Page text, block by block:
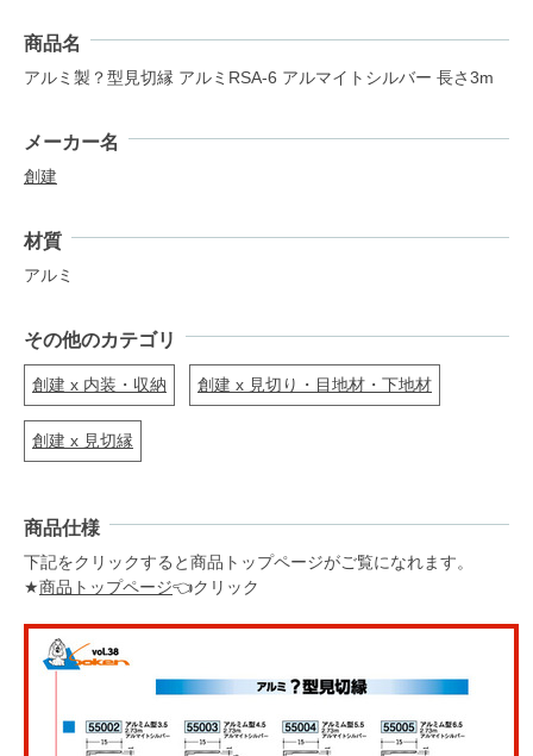
商品名
アルミ製？型見切縁 アルミRSA-6 アルマイトシルバー 長さ3m
メーカー名
創建
材質
アルミ
その他のカテゴリ
創建 x 内装・収納 創建 x 見切り・目地材・下地材
創建 x 見切縁
商品仕様
下記をクリックすると商品トップページがご覧になれます。
★商品トップページ👈クリック